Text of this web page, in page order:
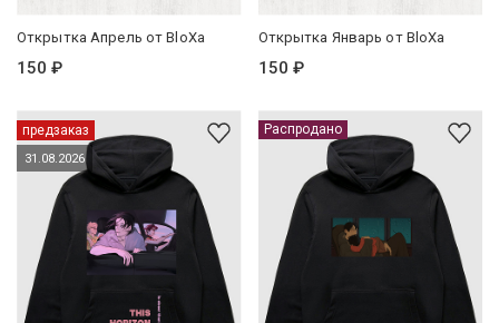
Открытка Апрель от BloXa
150 ₽
Открытка Январь от BloXa
150 ₽
предзаказ
31.08.2026
Распродано